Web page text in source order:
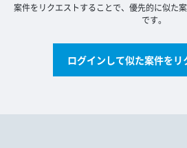
案件をリクエストすることで、優先的に似た
です。
ログインして似た案件をリ